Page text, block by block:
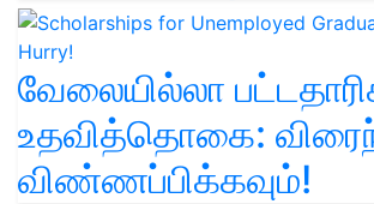
வேலையில்லா
உதவித்தொகை:
விண்ணப்பிக்கவும்!